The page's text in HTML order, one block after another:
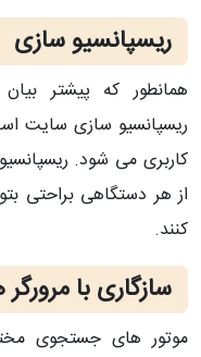
ریسپانسیو سازی
همانطور که پیشتر
ریسپانسیو سازی سایت
کاربری می شود.
از هر دستگاهی براحتی
کنند.
سازگاری با
موتور های جستجوی